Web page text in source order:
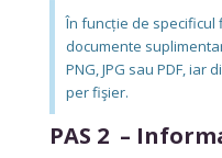
În funcție de specificul
documente
PNG, JPG sau PDF, iar
per fişier.
PAS 2 –